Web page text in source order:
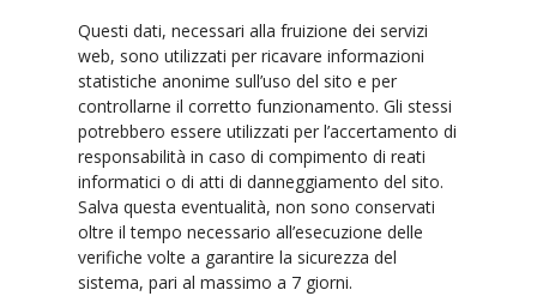
Questi dati, necessari alla fruizione dei servizi
web, sono utilizzati per ricavare informazioni
statistiche anonime sull’uso del sito e per
controllarne il corretto funzionamento. Gli stessi
potrebbero essere utilizzati per l’accertamento di
responsabilità in caso di compimento di reati
informatici o di atti di danneggiamento del sito.
Salva questa eventualità, non sono conservati
oltre il tempo necessario all’esecuzione delle
verifiche volte a garantire la sicurezza del
sistema, pari al massimo a 7 giorni.